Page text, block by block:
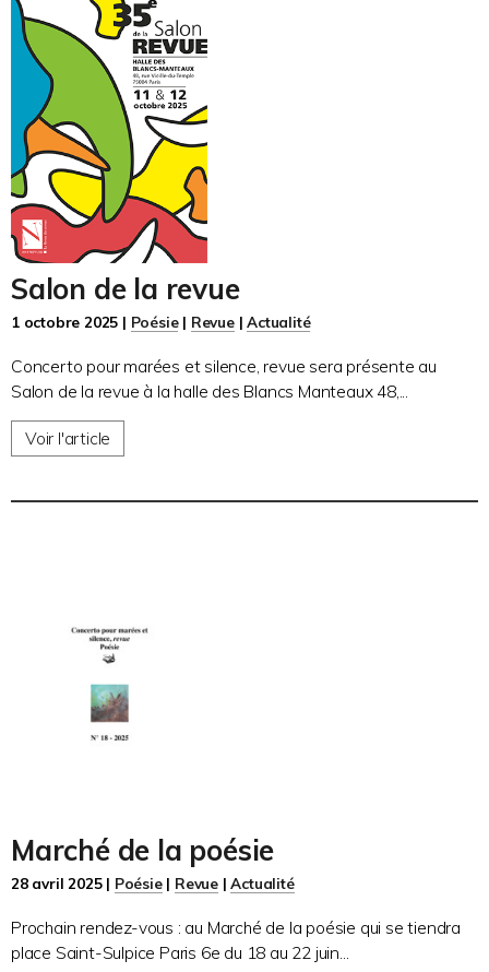
Salon de la revue
1 octobre 2025 | Poésie| Revue|Actualité
Concerto pour marées et silence, revue sera présente au
Salon de la revue à la halle des Blancs Manteaux 48,...
Voir l'article
Marché de la poésie
28 avril 2025 | Poésie| Revue |Actualité
Prochain rendez-vous : au Marché de la poésie qui se tiendra
place Saint-Sulpice Paris 6e du 18 au 22 juin...